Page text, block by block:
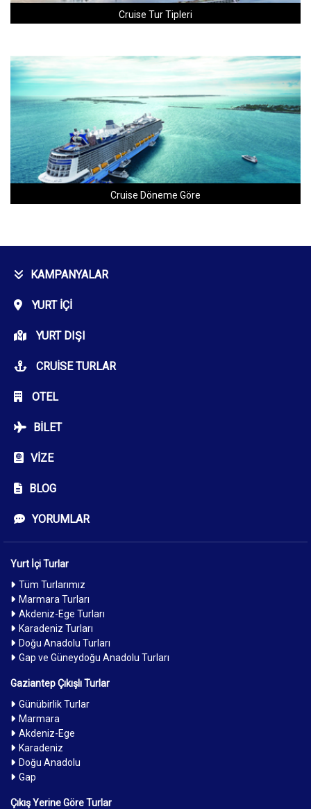
Cruise Tur Tipleri
Cruise Döneme Göre
KAMPANYALAR
YURT İÇI
YURT DIŞI
CRUISE TURLAR
OTEL
BILET
VIZE
BLOG
YORUMLAR
Yurt İçi Turlar
Tüm Turlarımız
Marmara Turları
Akdeniz-Ege Turları
Karadeniz Turları
Doğu Anadolu Turları
Gap ve Güneydoğu Anadolu Turları
Gaziantep Çıkışlı Turlar
Günübirlik Turlar
Marmara
Akdeniz-Ege
Karadeniz
Doğu Anadolu
Gap
Çıkış Yerine Göre Turlar